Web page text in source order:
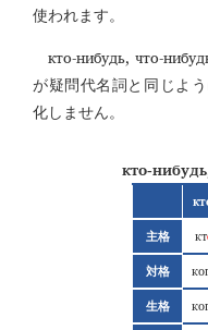
使われます。
кто-нибудь, что-
が疑問代名詞と同じよ
化しません。
кто-
主格 кт
対格
生格